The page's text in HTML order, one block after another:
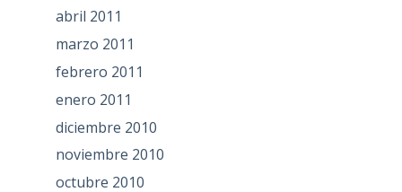
abril 2011
marzo 2011
febrero 2011
enero 2011
diciembre 2010
noviembre 2010
octubre 2010